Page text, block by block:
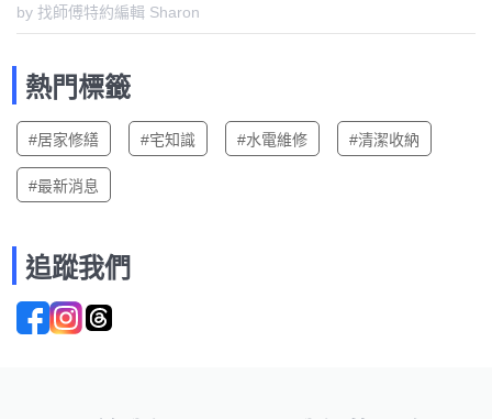
by 找師傅特約編輯 Sharon
熱門標籤
#居家修繕 #宅知識 #水電維修 #清潔收納
#最新消息
追蹤我們